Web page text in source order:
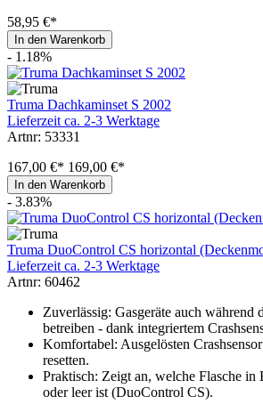
58,95 €*
In den Warenkorb
- 1.18%
Truma Dachkaminset S 2002
Lieferzeit ca. 2-3 Werktage
Artnr: 53331
167,00 €* 169,00 €*
In den Warenkorb
- 3.83%
Truma DuoControl CS horizontal
Lieferzeit ca. 2-3 Werktage
Artnr: 60462
Zuverlässig: Gasgeräte auch während
betreiben - dank integriertem
Komfortabel: Ausgelösten
resetten.
Praktisch: Zeigt an, welche Flasche in
oder leer ist (DuoControl CS).